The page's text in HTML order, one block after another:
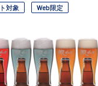
対象 Web限定